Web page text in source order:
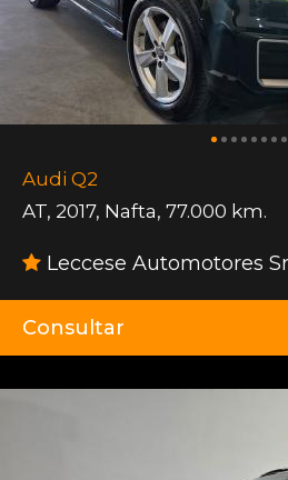
Audi Q2
AT, 2017, Nafta, 77.000 km.
Leccese Automotores
Consultar